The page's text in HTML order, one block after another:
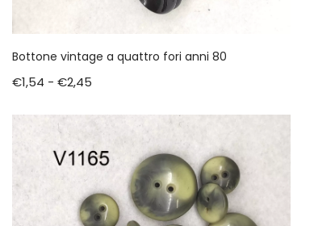
Bottone vintage a quattro fori anni 80
€1,54 - €2,45